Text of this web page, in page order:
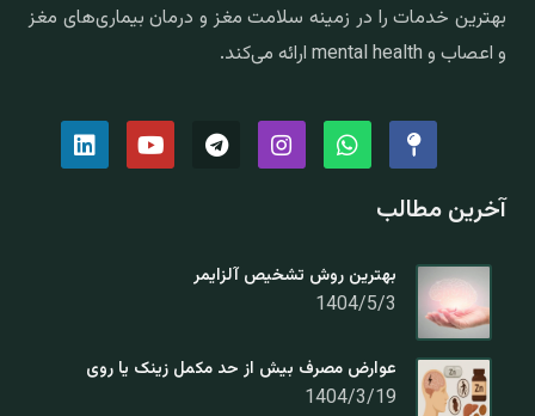
بهترین خدمات را در زمینه سلامت مغز و درمان بیماری‌های مغز
و اعصاب و mental health ارائه می‌کند.
آخرین مطالب
بهترین روش تشخیص آلزایمر
1404/5/3
عوارض مصرف بیش از حد مکمل زینک یا روی
1404/3/19